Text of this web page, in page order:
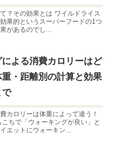
？その効果とは ワイルドライス
果的というスーパーフードの1つ
があるのでし...
よる消費カロリーはど
・距離別の計算と効果
で
カロリーは体重によって違う！
ちで「ウォーキングが良い」と
エットにウォーキン...